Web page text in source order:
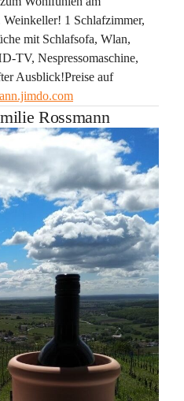
1 Schlafzimmer,
mit Schlafsofa, Wlan,
TV, Nespressomaschine,
Ausblick!Preise auf
Rossmann